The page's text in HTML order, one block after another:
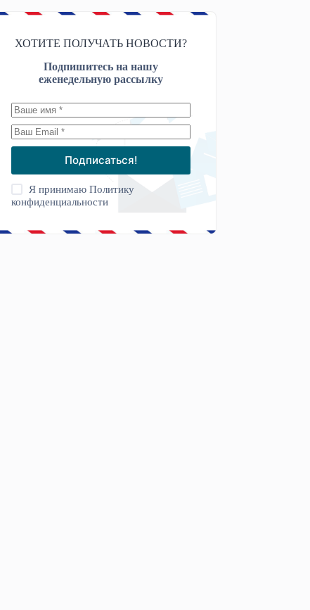
ХОТИТЕ ПОЛУЧАТЬ НОВОСТИ?
Подпишитесь на нашу
еженедельную рассылку
Подписаться!
Я принимаюПолитику
конфиденциальности